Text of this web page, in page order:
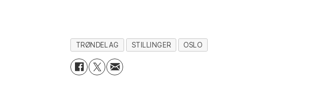
TRØNDELAG STILLINGER OSLO